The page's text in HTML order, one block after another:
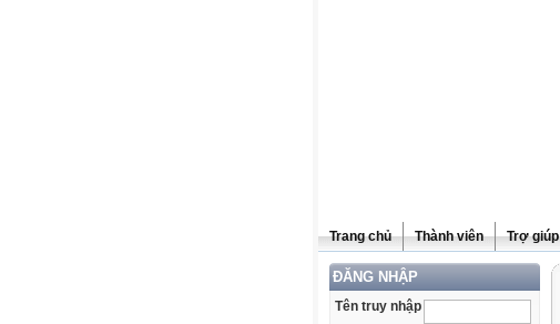
Trang chủ Thành viên Trợ giúp
ĐĂNG NHẬP
Tên truy nhập